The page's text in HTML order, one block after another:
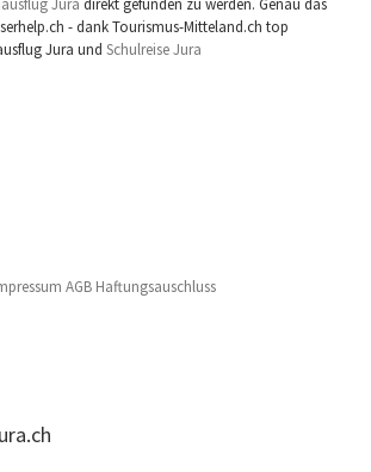
Jura direkt gefunden zu werden. Genau das
- dank Tourismus-Mitteland.ch top
Jura undSchulreise Jura
AGB Haftungsauschluss